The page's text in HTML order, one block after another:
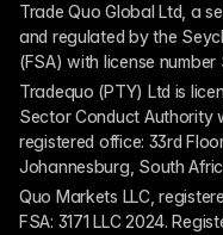
Trade Quo Global Ltd, a
and regulated by the
(FSA) with license number
Tradequo (PTY) Ltd is
Sector Conduct Authority
registered office: 33rd
Johannesburg, South
Quo Markets LLC,
FSA: 3171 LLC 2024.